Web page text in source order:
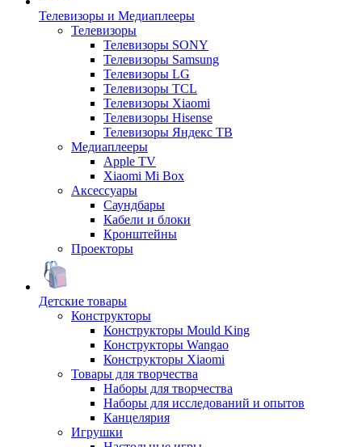
Телевизоры и Медиаплееры
Телевизоры
Телевизоры SONY
Телевизоры Samsung
Телевизоры LG
Телевизоры TCL
Телевизоры Xiaomi
Телевизоры Hisense
Телевизоры Яндекс ТВ
Медиаплееры
Apple TV
Xiaomi Mi Box
Аксессуары
Саундбары
Кабели и блоки
Кронштейны
Проекторы
Детские товары
Конструкторы
Конструкторы Mould King
Конструкторы Wangao
Конструкторы Xiaomi
Товары для творчества
Наборы для творчества
Наборы для исследований и опытов
Канцелярия
Игрушки